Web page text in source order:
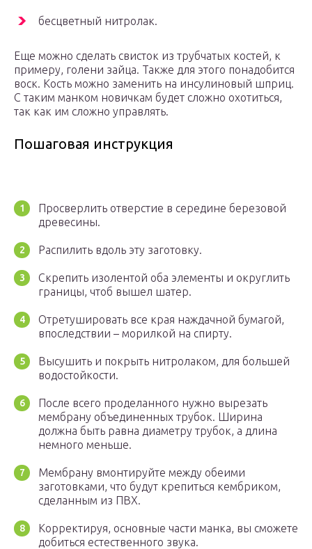
бесцветный нитролак.
Еще можно сделать свисток из трубчатых костей, к
примеру, голени зайца. Также для этого понадобится
воск. Кость можно заменить на инсулиновый шприц.
С таким манком новичкам будет сложно охотиться,
так как им сложно управлять.
Пошаговая инструкция
Просверлить отверстие в середине березовой
древесины.
Распилить вдоль эту заготовку.
Скрепить изолентой оба элементы и округлить
границы, чтоб вышел шатер.
Отретушировать все края наждачной бумагой,
впоследствии – морилкой на спирту.
Высушить и покрыть нитролаком, для большей
водостойкости.
После всего проделанного нужно вырезать
мембрану объединенных трубок. Ширина
должна быть равна диаметру трубок, а длина
немного меньше.
Мембрану вмонтируйте между обеими
заготовками, что будут крепиться кембриком,
сделанным из ПВХ.
Корректируя, основные части манка, вы сможете
добиться естественного звука.